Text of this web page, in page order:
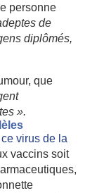
personne
de
diplômés,
que
».
virus de la
vaccins soit